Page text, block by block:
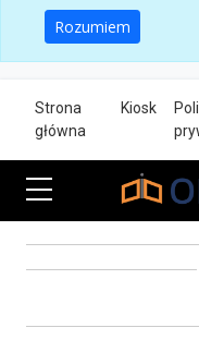
Rozumiem
Strona
główna
Kiosk